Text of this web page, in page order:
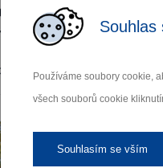
Souhlas
Používáme soubory cookie,
všech souborů cookie
Souhlasím se vším
zóna
na Moravě
Moravě